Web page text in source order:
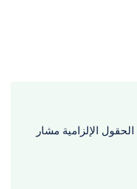
الحقول الإلزامية مشار